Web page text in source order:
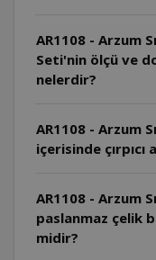
AR1108 - Arzum
Seti'nin ölçü ve
nelerdir?
AR1108 - Arzum
içerisinde
AR1108 - Arzum
paslanmaz çelik
midir?